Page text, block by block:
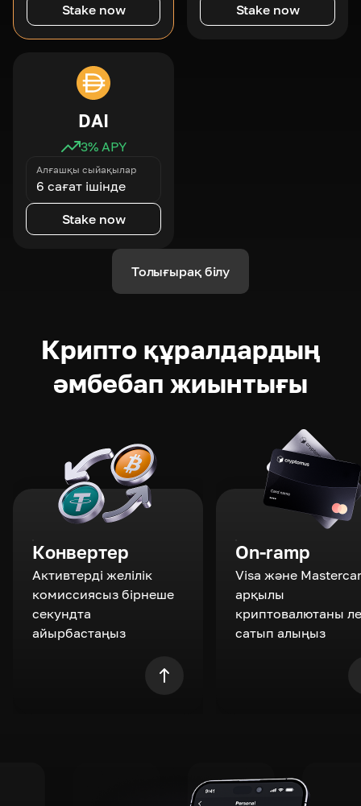
Stake now Stake now
DAI
3% APY
Алғашқы сыйақылар
6 сағат ішінде
Stake now
Толығырақ білу
Крипто құралдардың
әмбебап жиынтығы
Конвертер
Активтерді желілік
комиссиясыз бірнеше
секундта
айырбастаңыз
On-ramp
Visa және
арқылы
криптовалютаны
сатып алыңыз